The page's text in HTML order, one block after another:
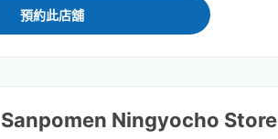
預約此店舖
Sanpomen Ningyocho Store